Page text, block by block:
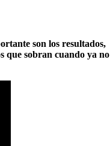
son los resultados,
que sobran cuando ya no